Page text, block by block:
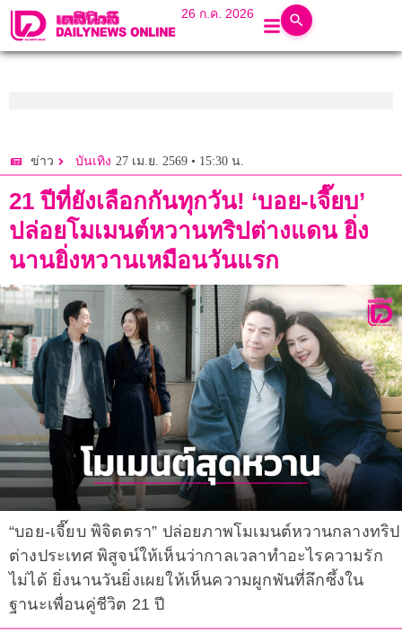
26 ก.ค. 2026
ข่าว บันเทิง 27 เม.ย. 2569 • 15:30 น.
21 ปีที่ยังเลือกกันทุกวัน! ‘บอย-เจี๊ยบ’
ปล่อยโมเมนต์หวานทริปต่างแดน ยิ่ง
นานยิ่งหวานเหมือนวันแรก
“บอย-เจี๊ยบ พิจิตตรา” ปล่อยภาพโมเมนต์หวานกลางทริป
ต่างประเทศ พิสูจน์ให้เห็นว่ากาลเวลาทำอะไรความรัก
ไม่ได้ ยิ่งนานวันยิ่งเผยให้เห็นความผูกพันที่ลึกซึ้งใน
ฐานะเพื่อนคู่ชีวิต 21 ปี